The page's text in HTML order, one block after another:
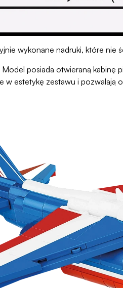
wykonane nadruki, które nie
Model posiada otwieraną kabinę
w estetykę zestawu i